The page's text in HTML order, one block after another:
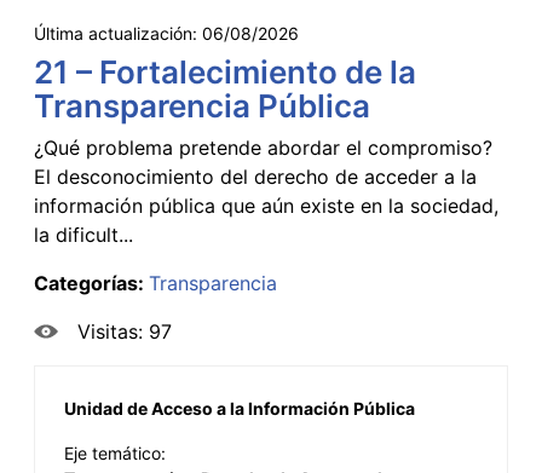
Última actualización: 06/08/2026
21 – Fortalecimiento de la
Transparencia Pública
¿Qué problema pretende abordar el compromiso?
El desconocimiento del derecho de acceder a la
información pública que aún existe en la sociedad,
la dificult...
Categorías: Transparencia
Visitas: 97
Unidad de Acceso a la Información Pública
Eje temático: